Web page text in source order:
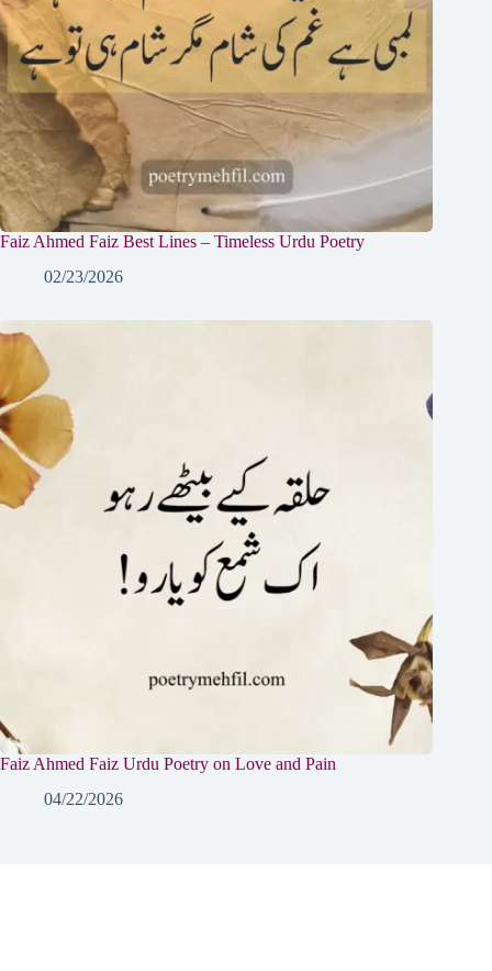
Faiz Ahmed Faiz Best Lines – Timeless Urdu Poetry
02/23/2026
Faiz Ahmed Faiz Urdu Poetry on Love and Pain
04/22/2026